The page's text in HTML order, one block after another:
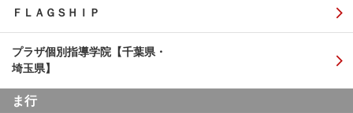
ＦＬＡＧＳＨＩＰ
プラザ個別指導学院【千葉県・
埼玉県】
ま行